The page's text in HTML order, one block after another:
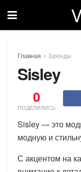
Главная Бренды
Sisley
0
ПОДЕЛИЛИСЬ
Sisley — это
модную и
С акцентом на